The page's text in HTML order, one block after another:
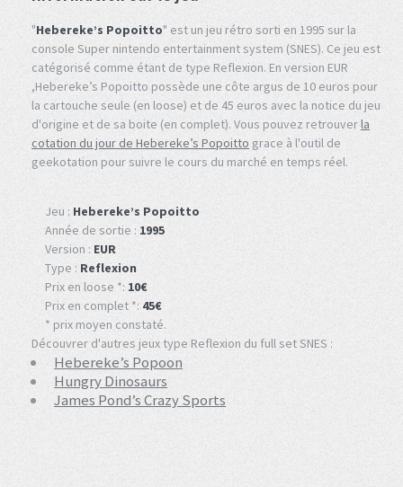
"Hebereke’s Popoitto" est un jeu rétro sorti en 1995 sur la
console Super nintendo entertainment system (SNES). Ce jeu est
catégorisé comme étant de type Reflexion. En version EUR
,Hebereke’s Popoitto possède une côte argus de 10 euros pour
la cartouche seule (en loose) et de 45 euros avec la notice du jeu
d'origine et de sa boite (en complet). Vous pouvez retrouverla
cotation du jour de Hebereke’s Popoitto grace à l'outil de
geekotation pour suivre le cours du marché en temps réel.
Jeu : Hebereke’s Popoitto
Année de sortie : 1995
Version : EUR
Type : Reflexion
Prix en loose *: 10€
Prix en complet *: 45€
* prix moyen constaté.
Découvrer d'autres jeux type Reflexion du full set SNES :
Hebereke’s Popoon
Hungry Dinosaurs
James Pond’s Crazy Sports